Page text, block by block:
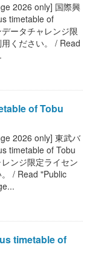
2026 only] 国際興
timetable of
ータチャレンジ限
ください。 / Read
of Tobu
2026 only] 東武バ
timetable of Tobu
ンジ限定ライセン
/ Read "Public
timetable of